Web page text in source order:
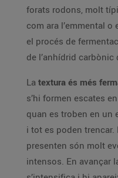
forats rodons, molt
com ara l’emmental
el procés de
de l’anhídrid carbònic
La textura és més
s’hi formen escates
quan es troben en un
i tot es poden
presenten són molt
intensos. En avançar